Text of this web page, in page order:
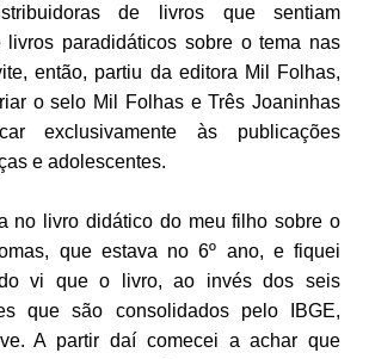
de livros que sentiam
livros paradidáticos sobre o tema nas
então, partiu da editora Mil Folhas,
o selo Mil Folhas e Três Joaninhas
exclusivamente às publicações
e adolescentes.
no livro didático do meu filho sobre o
que estava no 6º ano, e fiquei
vi que o livro, ao invés dos seis
que são consolidados pelo IBGE,
A partir daí comecei a achar que